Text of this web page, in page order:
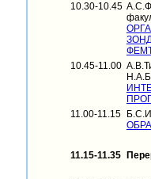
10.30-10.45
10.45-11.00
11.00-11.15
11.15-11.35